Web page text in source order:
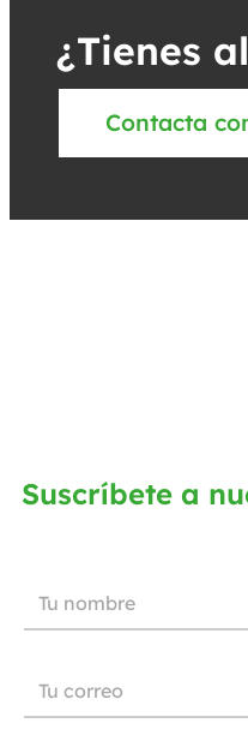
¿Tienes
Contacta
Suscríbete a